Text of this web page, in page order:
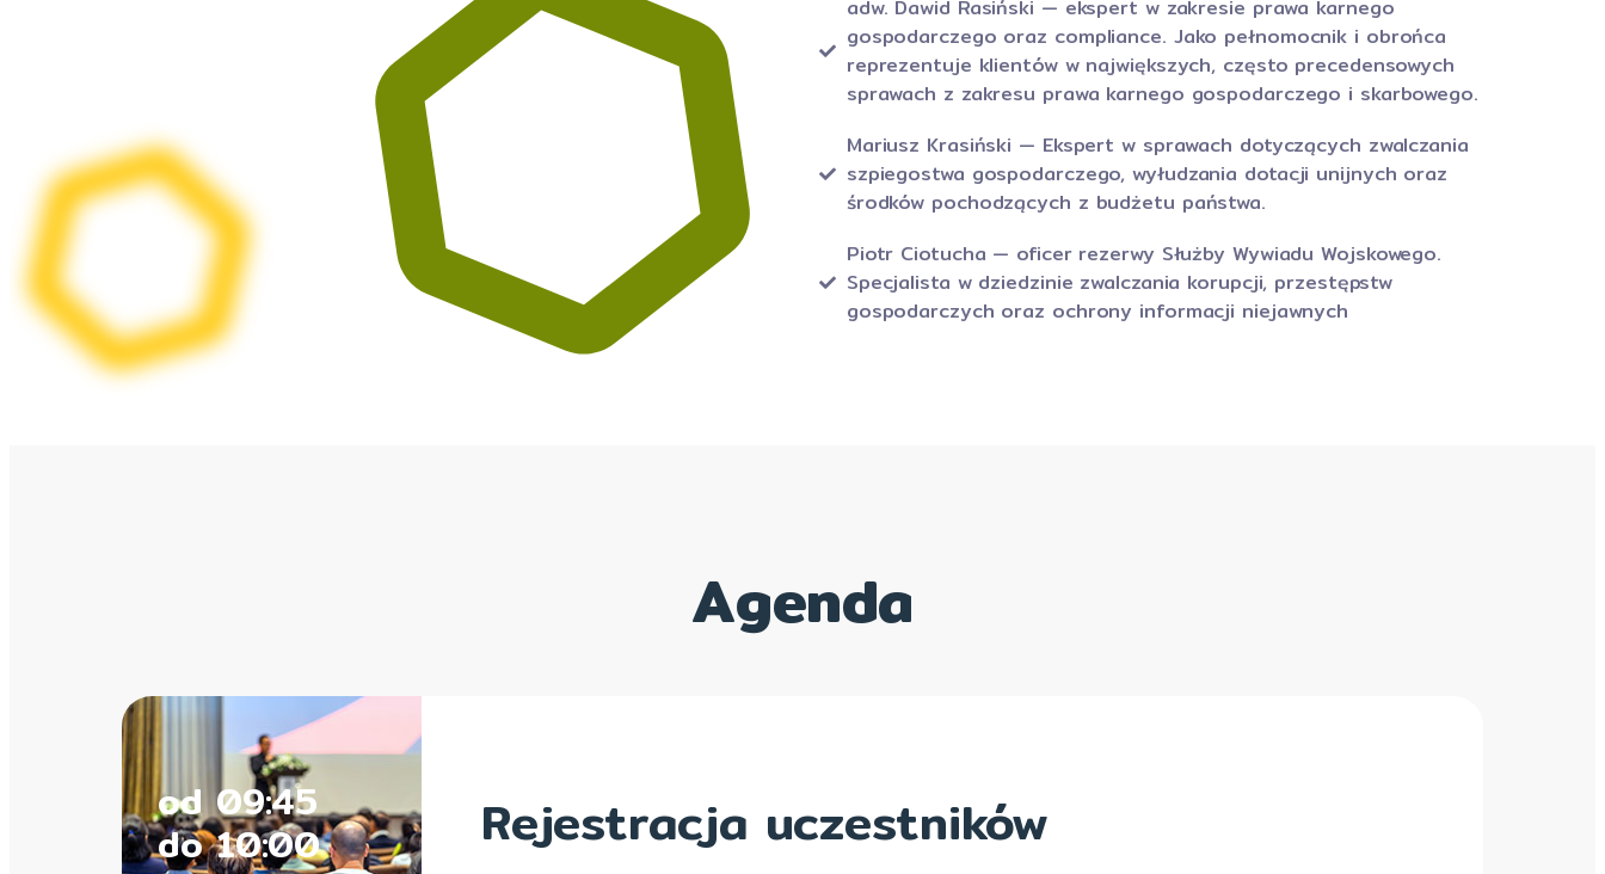
adw. Dawid Rasiński — ekspert w zakresie prawa karnego
gospodarczego oraz compliance. Jako pełnomocnik i obrońca
reprezentuje klientów w największych, często precedensowych
sprawach z zakresu prawa karnego gospodarczego i skarbowego.
Mariusz Krasiński — Ekspert w sprawach dotyczących zwalczania
szpiegostwa gospodarczego, wyłudzania dotacji unijnych oraz
środków pochodzących z budżetu państwa.
Piotr Ciotucha — oficer rezerwy Służby Wywiadu Wojskowego.
Specjalista w dziedzinie zwalczania korupcji, przestępstw
gospodarczych oraz ochrony informacji niejawnych
Agenda
od 09:45
do 10:00 Rejestracja uczestników